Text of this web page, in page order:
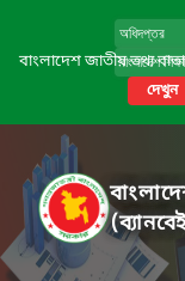
বাংলাদেশ জাতীয় তথ্য
দেখুন